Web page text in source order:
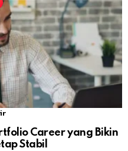
Career yang Bikin
Stabil